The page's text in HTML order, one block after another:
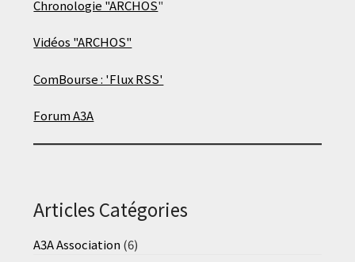
Chronologie "ARCHOS"
Vidéos "ARCHOS"
ComBourse : 'Flux RSS'
Forum A3A
Articles Catégories
A3A Association (6)